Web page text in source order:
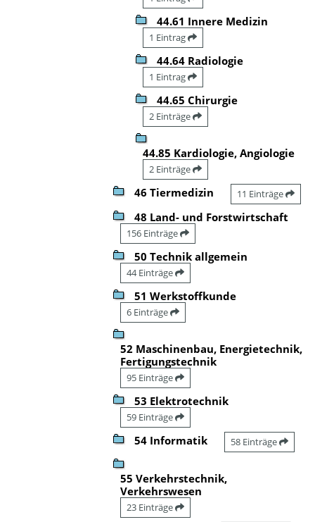
44.61 Innere Medizin
1 Eintrag
44.64 Radiologie
1 Eintrag
44.65 Chirurgie
2 Einträge
44.85 Kardiologie, Angiologie
2 Einträge
46 Tiermedizin 11 Einträge
48 Land- und Forstwirtschaft
156 Einträge
50 Technik allgemein
44 Einträge
51 Werkstoffkunde
6 Einträge
52 Maschinenbau, Energietechnik,
Fertigungstechnik
95 Einträge
53 Elektrotechnik
59 Einträge
54 Informatik 58 Einträge
55 Verkehrstechnik,
Verkehrswesen
23 Einträge